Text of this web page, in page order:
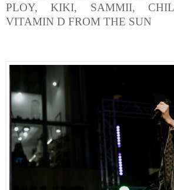
PLOY, KIKI, SAMMII,
VITAMIN D FROM THE SUN